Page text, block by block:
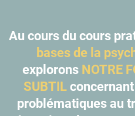
Au cours du cours
bases de la
explorons NOTRE
SUBTIL
problématiques au